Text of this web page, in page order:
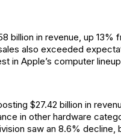
billion in revenue, up 13%
also exceeded
in Apple’s computer
$27.42 billion in
in other hardware
saw an 8.6% decline,